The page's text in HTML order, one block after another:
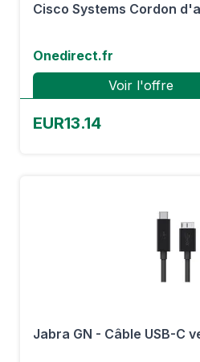
Cisco Systems Cordon
Onedirect.fr
Voir l'offre
EUR13.14
Jabra GN - Câble USB-C